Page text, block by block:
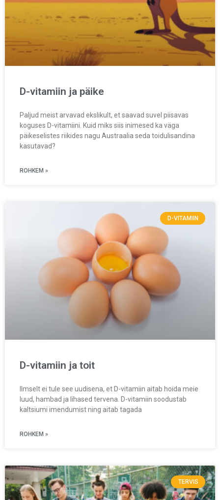
D-vitamiin ja päike
Paljud meist arvavad ekslikult, et saavad suvel piisavas
koguses D-vitamiini. Kuid miks siis inimesed ka väga
päikeselistes riikides nagu Austraalia seda toidulisandina
kasutavad?
ROHKEM »
D-VITAMIIN
D-vitamiin ja toit
Ilmselt ei tule see uudisena, et D-vitamiin aitab hoida meie
luud, hambad ja lihased tervena. D-vitamiin soodustab
kaltsiumi imendumist ning aitab tagada
ROHKEM »
TERVIS